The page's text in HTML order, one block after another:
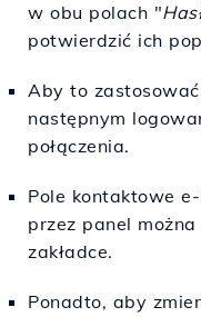
w obu polach "
potwierdzić ich
Aby to
następnym
połączenia.
Pole kontaktowe
przez panel
zakładce.
Ponadto, aby